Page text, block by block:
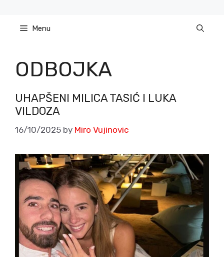
content Menu
ODBOJKA
UHAPŠENI MILICA TASIĆ I LUKA
VILDOZA
16/10/2025 by Miro Vujinovic